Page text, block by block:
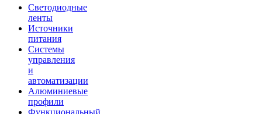
Светодиодные
ленты
Источники
питания
Системы
управления
и
автоматизации
Алюминиевые
профили
Функциональный